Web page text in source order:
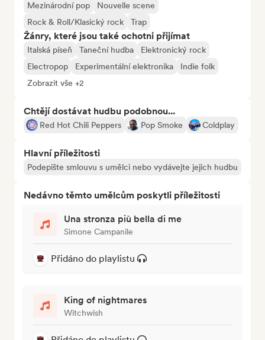
Mezinárodní pop
Nouvelle scene
Rock & Roll/Klasický rock
Trap
Žánry, které jsou také ochotni přijímat
Italská píseň Taneční hudba
Elektronický rock
Electropop
Experimentální elektronika
Indie folk
Zobrazit vše +2
Chtějí dostávat hudbu podobnou...
Red Hot Chili Peppers Pop Smoke Coldplay
Hlavní příležitosti
Podepište smlouvu s umělci nebo vydávejte jejich hudbu
Nedávno těmto umělcům poskytli příležitosti
Una stronza più bella di me
Simone Campanile
Přidáno do playlistu
King of nightmares
Witchwish